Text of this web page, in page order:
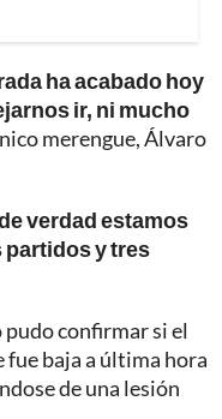
ha acabado hoy
ir, ni mucho
merengue, Álvaro
verdad estamos
y tres
confirmar si el
baja a última hora
de una lesión